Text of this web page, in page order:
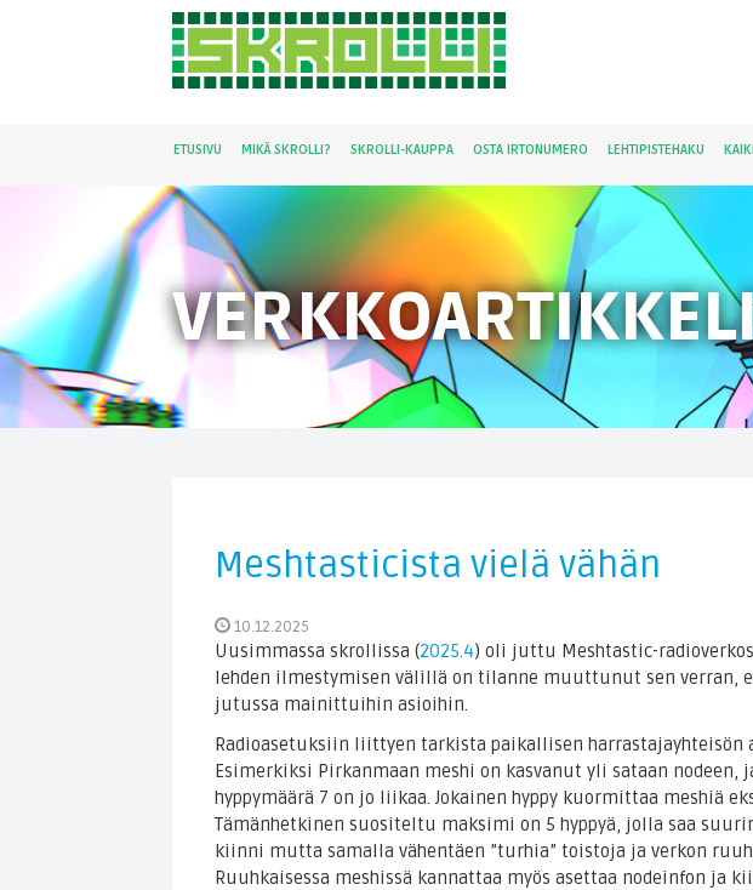
ETUSIVU MIKÄ SKROLLI? SKROLLI-KAUPPA OSTA IRTONUMERO LEHTIPISTEHAKU
Meshtasticista vielä vähän
10.12.2025
Uusimmassa skrollissa (2025.4) oli juttu Meshtastic-
lehden ilmestymisen välillä on tilanne muuttunut sen verran,
jutussa mainittuihin asioihin.
Radioasetuksiin liittyen tarkista paikallisen harrastajayhteisön
Esimerkiksi Pirkanmaan meshi on kasvanut yli sataan
hyppymäärä 7 on jo liikaa. Jokainen hyppy kuormittaa meshiä
Tämänhetkinen suositeltu maksimi on 5 hyppyä, jolla saa
kiinni mutta samalla vähentäen ”turhia” toistoja ja verkon
Ruuhkaisessa meshissä kannattaa myös asettaa nodeinfon ja